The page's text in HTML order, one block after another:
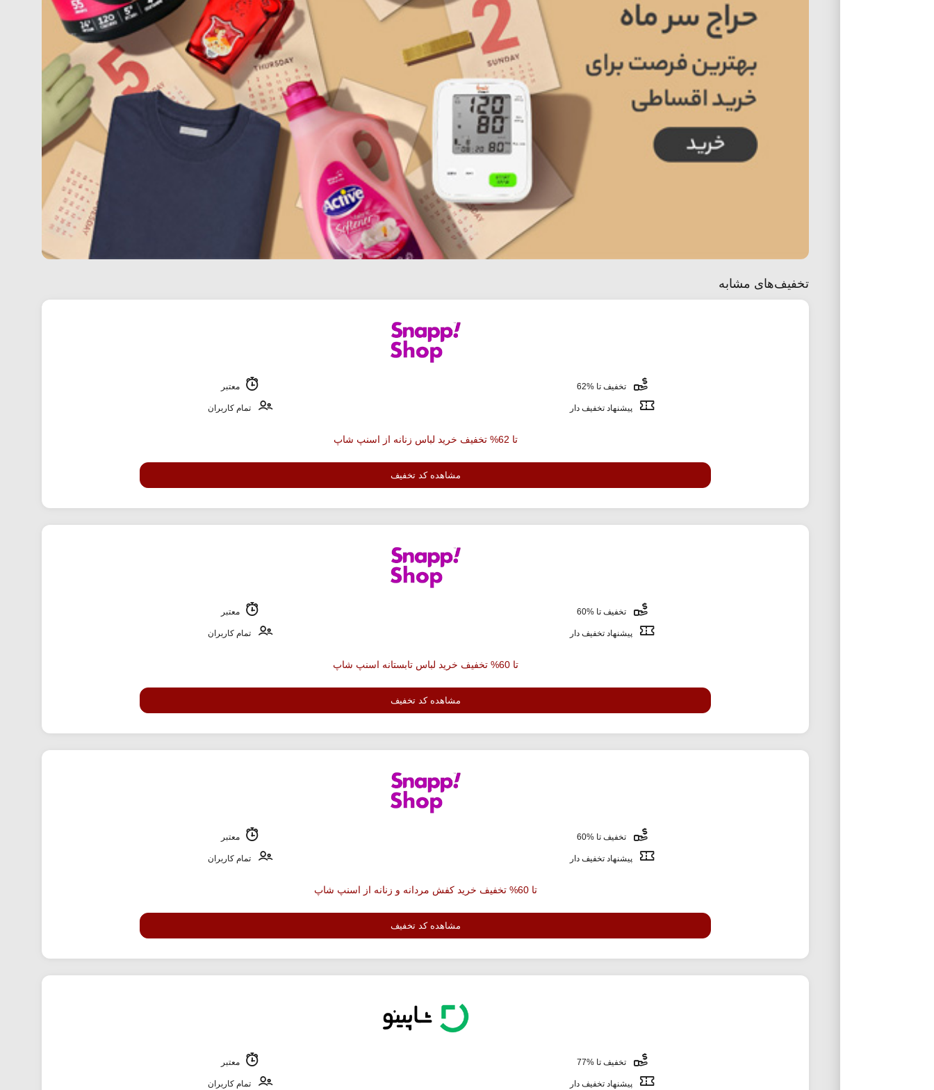
تخفیف‌های مشابه
تخفیف تا %62 معتبر
پیشنهاد تخفیف دار تمام کاربران
تا 62% تخفیف خرید لباس زنانه از اسنپ شاپ
مشاهده کد تخفیف
تخفیف تا %60 معتبر
پیشنهاد تخفیف دار تمام کاربران
تا 60% تخفیف خرید لباس تابستانه اسنپ شاپ
مشاهده کد تخفیف
تخفیف تا %60 معتبر
پیشنهاد تخفیف دار تمام کاربران
تا 60% تخفیف خرید کفش مردانه و زنانه از اسنپ شاپ
مشاهده کد تخفیف
تخفیف تا %77 معتبر
پیشنهاد تخفیف دار تمام کاربران